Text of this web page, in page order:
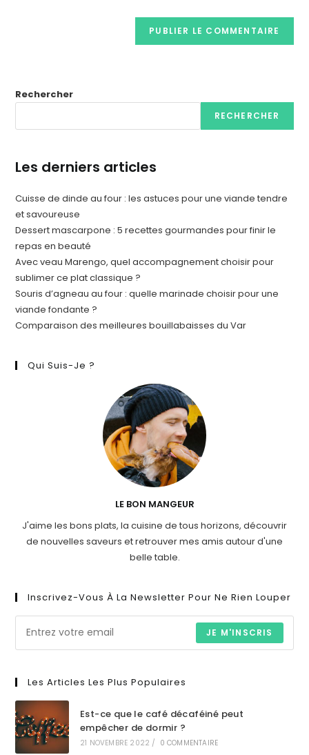
Rechercher
RECHERCHER
Les derniers articles
Cuisse de dinde au four : les astuces pour une viande tendre
et savoureuse
Dessert mascarpone : 5 recettes gourmandes pour finir le
repas en beauté
Avec veau Marengo, quel accompagnement choisir pour
sublimer ce plat classique ?
Souris d’agneau au four : quelle marinade choisir pour une
viande fondante ?
Comparaison des meilleures bouillabaisses du Var
Qui Suis-Je ?
LE BON MANGEUR
J'aime les bons plats, la cuisine de tous horizons, découvrir
de nouvelles saveurs et retrouver mes amis autour d'une
belle table.
Inscrivez-Vous À La Newsletter Pour Ne Rien Louper
JE M'INSCRIS
Les Articles Les Plus Populaires
Est-ce que le café décaféiné peut
empêcher de dormir ?
21 NOVEMBRE 2022 / 0 COMMENTAIRE